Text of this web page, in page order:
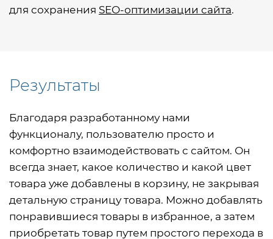
для сохранения SEO-оптимизации сайта.
Результаты
Благодаря разработанному нами
функционалу, пользователю просто и
комфортно взаимодействовать с сайтом. Он
всегда знает, какое количество и какой цвет
товара уже добавлены в корзину, не закрывая
детальную страницу товара. Можно добавлять
понравившиеся товары в избранное, а затем
приобретать товар путем простого перехода в